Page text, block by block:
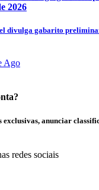
2026
divulga gabarito
Ago
exclusivas, anunciar
redes sociais